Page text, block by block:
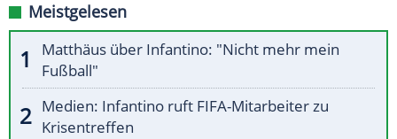
Meistgelesen
Matthäus über Infantino: "Nicht mehr mein
Fußball"
Medien: Infantino ruft FIFA-Mitarbeiter zu
Krisentreffen